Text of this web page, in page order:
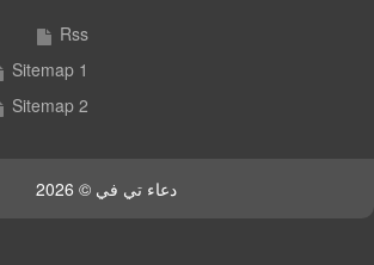
Rss
Sitemap 1
Sitemap 2
دعاء تي في © 2026